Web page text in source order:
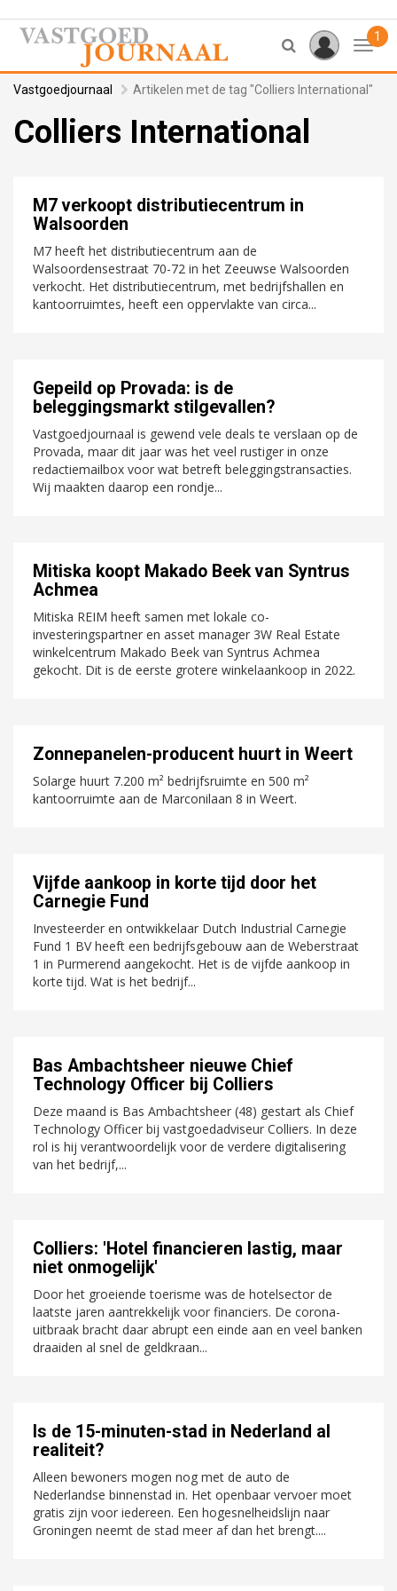
1
Vastgoedjournaal Artikelen met de tag "Colliers International"
Colliers International
M7 verkoopt distributiecentrum in
Walsoorden
M7 heeft het distributiecentrum aan de
Walsoordensestraat 70-72 in het Zeeuwse Walsoorden
verkocht. Het distributiecentrum, met bedrijfshallen en
kantoorruimtes, heeft een oppervlakte van circa...
Gepeild op Provada: is de
beleggingsmarkt stilgevallen?
Vastgoedjournaal is gewend vele deals te verslaan op de
Provada, maar dit jaar was het veel rustiger in onze
redactiemailbox voor wat betreft beleggingstransacties.
Wij maakten daarop een rondje...
Mitiska koopt Makado Beek van Syntrus
Achmea
Mitiska REIM heeft samen met lokale co-
investeringspartner en asset manager 3W Real Estate
winkelcentrum Makado Beek van Syntrus Achmea
gekocht. Dit is de eerste grotere winkelaankoop in 2022.
Zonnepanelen-producent huurt in Weert
Solarge huurt 7.200 m² bedrijfsruimte en 500 m²
kantoorruimte aan de Marconilaan 8 in Weert.
Vijfde aankoop in korte tijd door het
Carnegie Fund
Investeerder en ontwikkelaar Dutch Industrial Carnegie
Fund 1 BV heeft een bedrijfsgebouw aan de Weberstraat
1 in Purmerend aangekocht. Het is de vijfde aankoop in
korte tijd. Wat is het bedrijf...
Bas Ambachtsheer nieuwe Chief
Technology Officer bij Colliers
Deze maand is Bas Ambachtsheer (48) gestart als Chief
Technology Officer bij vastgoedadviseur Colliers. In deze
rol is hij verantwoordelijk voor de verdere digitalisering
van het bedrijf,...
Colliers: 'Hotel financieren lastig, maar
niet onmogelijk'
Door het groeiende toerisme was de hotelsector de
laatste jaren aantrekkelijk voor financiers. De corona-
uitbraak bracht daar abrupt een einde aan en veel banken
draaiden al snel de geldkraan...
Is de 15-minuten-stad in Nederland al
realiteit?
Alleen bewoners mogen nog met de auto de
Nederlandse binnenstad in. Het openbaar vervoer moet
gratis zijn voor iedereen. Een hogesnelheidslijn naar
Groningen neemt de stad meer af dan het brengt....